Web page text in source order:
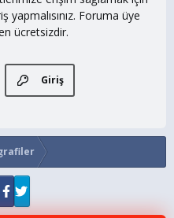
yapmalısınız. Foruma üye
ücretsizdir.
Giriş